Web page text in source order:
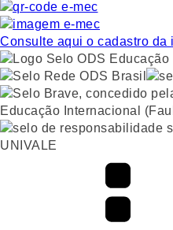
Consulte aqui o cadastro da
UNIVALE